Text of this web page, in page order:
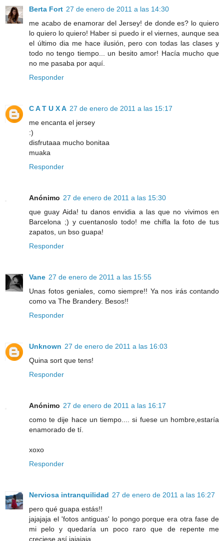
Berta Fort 27 de enero de 2011 a las 14:30
me acabo de enamorar del Jersey! de donde es? lo quiero
lo quiero lo quiero! Haber si puedo ir el viernes, aunque sea
el último dia me hace ilusión, pero con todas las clases y
todo no tengo tiempo... un besito amor! Hacía mucho que
no me pasaba por aquí.
Responder
C A T U X A 27 de enero de 2011 a las 15:17
me encanta el jersey
:)
disfrutaaa mucho bonitaa
muaka
Responder
Anónimo 27 de enero de 2011 a las 15:30
que guay Aida! tu danos envidia a las que no vivimos en
Barcelona ;) y cuentanoslo todo! me chifla la foto de tus
zapatos, un bso guapa!
Responder
Vane 27 de enero de 2011 a las 15:55
Unas fotos geniales, como siempre!! Ya nos irás contando
como va The Brandery. Besos!!
Responder
Unknown 27 de enero de 2011 a las 16:03
Quina sort que tens!
Responder
Anónimo 27 de enero de 2011 a las 16:17
como te dije hace un tiempo.... si fuese un hombre,estaría
enamorado de tí.
xoxo
Responder
Nerviosa intranquilidad 27 de enero de 2011 a las 16:27
pero qué guapa estás!!
jajajaja el 'fotos antiguas' lo pongo porque era otra fase de
mi pelo y quedaría un poco raro que de repente me
creciese así jajajaja